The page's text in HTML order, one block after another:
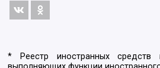
* Реестр иностранных средств